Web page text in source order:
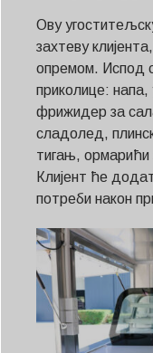
Ову
захтеву
опремом. Испод
приколице: напа,
фрижидер за
сладолед,
тигањ,
Клијент ће
потреби након